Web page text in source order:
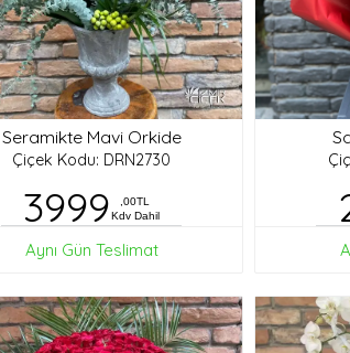
Seramikte Mavi Orkide
Çiçek Kodu: DRN2730
3999
,00TL
Kdv Dahil
Aynı Gün Teslimat